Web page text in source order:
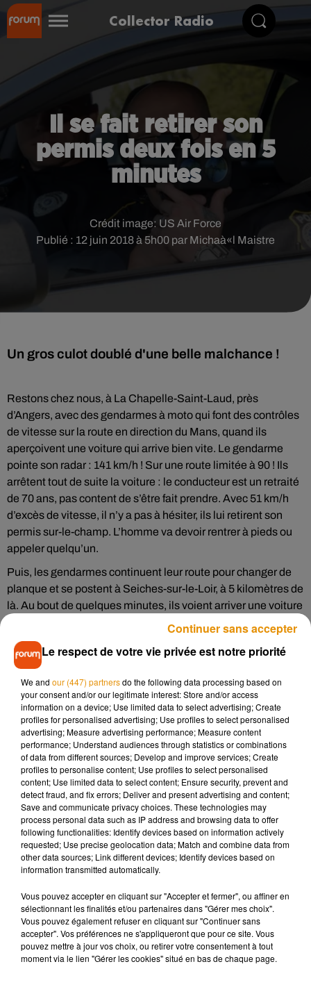
Collector Radio
Il se fait retirer son
permis deux fois en 5
minutes
Publié : 12 juin 2018 à 5h00 par Michaà«l Maistre
Crédit image: US Air Force
Un gros culot doublé d'une belle malchance !
Restons chez nous, à La Chapelle-Saint-Laud, près
d’Angers, avec des gendarmes à moto qui font des contrôles
de vitesse sur la route en direction du Mans, quand ils
aperçoivent une voiture qui arrive bien vite. Le gendarme
pointe son radar : 141 km/h ! Sur une route limitée à 90 ! Ils
arrêtent tout de suite la voiture : le conducteur est un retraité
de 70 ans, pas content de s’être fait prendre. Avec 51 km/h
d’excès de vitesse, il n’y a pas à hésiter, ils lui retirent son
permis sur-le-champ. L’homme va devoir rentrer à pieds ou
appeler quelqu’un.
Puis, les gendarmes continuent leur route pour changer de
planque et se postent à Seiches-sur-le-Loir, à 5 kilomètres de
là. Au bout de quelques minutes, ils voient arriver une voiture
qui leur rappelle quelque chose : même modèle que celle du
chauffard d’il y a quelques minutes… et quand elle se
rapproche, ils croient rêver : c’est bien lui ! Il a attendu un petit
moment que les gendarmes s’en aillent, et a repris le volant,
comme si de rien n’était !
Direction le tribunal pour le conducteur, où il passera devant
le juge. En attendant, sa voiture a été confisquée. On n’est
pas près de le revoir sur les routes celui-là !
Musique
Madonna sort enfin le remix de « Love
Sensation » avec Kylie Minogue
Angèle et Amélie Lens dévoilent leur
Le respect de votre vie privée est notre priorité
We and our (447) partnersdo the following data processing based on
your consent and/or our legitimate interest: Store and/or access
information on a device; Use limited data to select advertising; Create
profiles for personalised advertising; Use profiles to select personalised
advertising; Measure advertising performance; Measure content
performance; Understand audiences through statistics or combinations
of data from different sources; Develop and improve services; Create
profiles to personalise content; Use profiles to select personalised
content; Use limited data to select content; Ensure security, prevent and
detect fraud, and fix errors; Deliver and present advertising and content;
Save and communicate privacy choices. These technologies may
process personal data such as IP address and browsing data to offer
following functionalities: Identify devices based on information actively
requested; Use precise geolocation data; Match and combine data from
other data sources; Link different devices; Identify devices based on
information transmitted automatically.
Vous pouvez accepter en cliquant sur "Accepter et fermer", ou affiner en
sélectionnant les finalités et/ou partenaires dans "Gérer mes choix".
Vous pouvez également refuser en cliquant sur "Continuer sans
accepter". Vos préférences ne s'appliqueront que pour ce site. Vous
pouvez mettre à jour vos choix, ou retirer votre consentement à tout
moment via le lien "Gérer les cookies" situé en bas de chaque page.
Continuer sans accepter